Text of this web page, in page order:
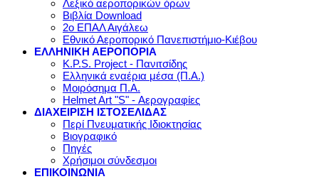
Λεξικό αεροπορικών όρων
Βιβλία Download
2ο ΕΠΑΛ Αιγάλεω
Εθνικό Αεροπορικό Πανεπιστήμιο-Κιέβου
ΕΛΛΗΝΙΚΗ ΑΕΡΟΠΟΡΙΑ
K.P.S. Project - Πανιτσίδης
Ελληνικά εναέρια μέσα (Π.Α.)
Μοιρόσημα Π.Α.
Helmet Art "S" - Αερογραφίες
ΔΙΑΧΕΙΡΙΣΗ ΙΣΤΟΣΕΛΙΔΑΣ
Περί Πνευματικής Ιδιοκτησίας
Βιογραφικό
Πηγές
Χρήσιμοι σύνδεσμοι
ΕΠΙΚΟΙΝΩΝΙΑ